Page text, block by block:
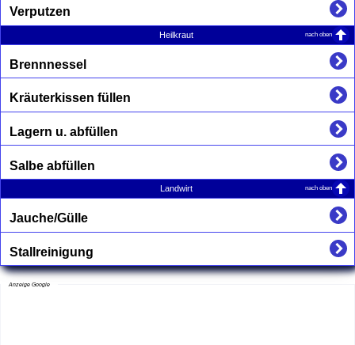
Verputzen
Heilkraut nach oben
Brennnessel
Kräuterkissen füllen
Lagern u. abfüllen
Salbe abfüllen
Landwirt nach oben
Jauche/Gülle
Stallreinigung
Anzeige Google